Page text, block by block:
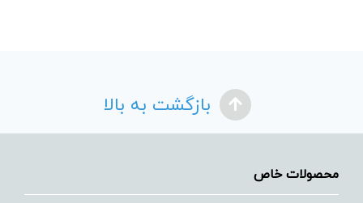
بازگشت به بالا
محصولات خاص